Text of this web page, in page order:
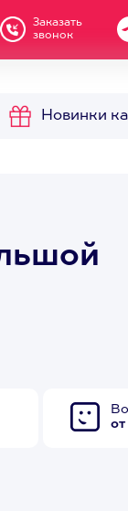
Заказать
звонок
Новинки
от